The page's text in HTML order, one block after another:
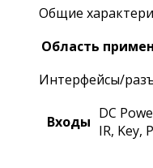
Общие
Область
Интерфейсы/
Входы DC
IR, Key,